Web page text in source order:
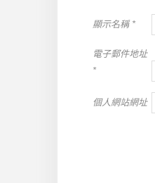
顯示名稱 *
電子郵件地址
*
個人網站網址